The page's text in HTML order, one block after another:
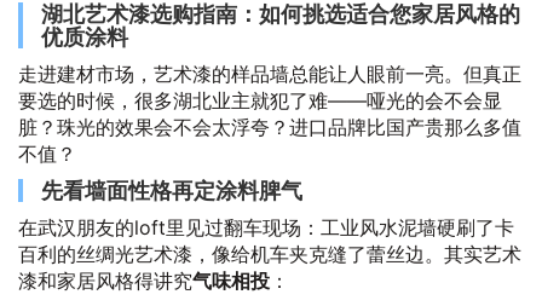
湖北艺术漆选购指南：如何挑选适合您家居风格的
优质涂料
走进建材市场，艺术漆的样品墙总能让人眼前一亮。但真正
要选的时候，很多湖北业主就犯了难——哑光的会不会显
脏？珠光的效果会不会太浮夸？进口品牌比国产贵那么多值
不值？
先看墙面性格再定涂料脾气
在武汉朋友的loft里见过翻车现场：工业风水泥墙硬刷了卡
百利的丝绸光艺术漆，像给机车夹克缝了蕾丝边。其实艺术
漆和家居风格得讲究气味相投 ：